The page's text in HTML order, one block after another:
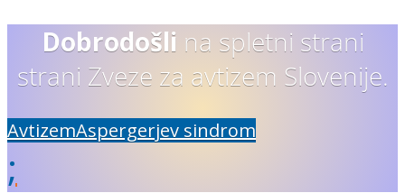
Dobrodošli na spletni strani
strani Zveze za avtizem Slovenije.
AvtizemAspergerjev sindrom
;